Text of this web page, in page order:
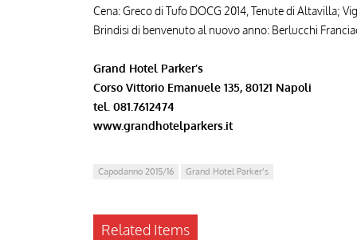
Cena: Greco di Tufo DOCG 2014, Tenute di Altavilla;
Brindisi di benvenuto al nuovo anno: Berlucchi
Grand Hotel Parker’s
Corso Vittorio Emanuele 135, 80121 Napoli
tel. 081.7612474
www.grandhotelparkers.it
Capodanno 2015/16 Grand Hotel Parker’s
Related Items